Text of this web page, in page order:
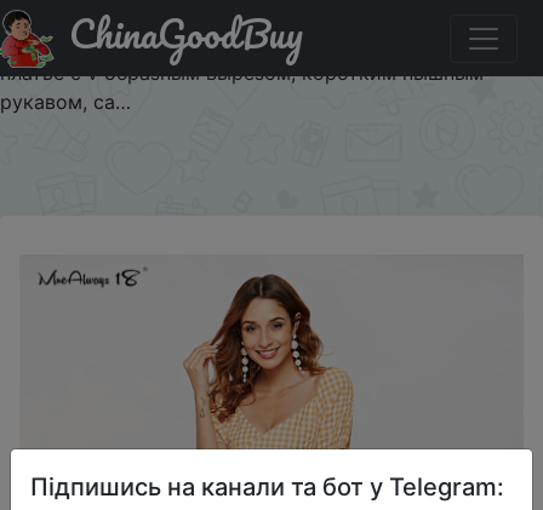
Знижка на Женское платье с открытой спиной
Mnealways18, оранжевое клетчатое повседневное мини
платье с v образным вырезом, коротким пышным
рукавом, са…
ChinaGoodBuy
Підпишись на канали та бот у Telegram: